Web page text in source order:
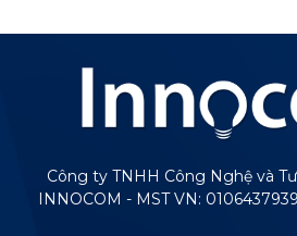
Công ty TNHH Công Nghệ và
INNOCOM - MST VN: